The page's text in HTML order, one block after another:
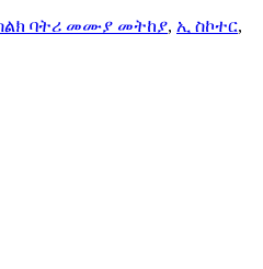
ባትሪ መሙያ መትከያ, ኢ ስኮተር,